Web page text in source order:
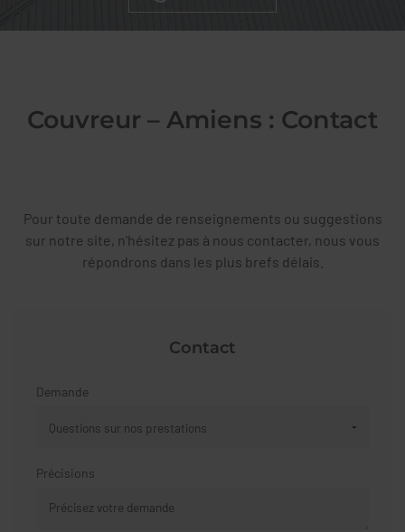
Couvreur – Amiens : Contact
Pour toute demande de renseignements ou suggestions
sur notre site, n'hésitez pas à nous contacter, nous vous
répondrons dans les plus brefs délais.
Contact
Demande
Précisions